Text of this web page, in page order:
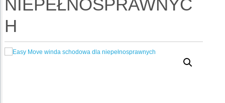
NIEPEŁNOSPRAWNYC
H